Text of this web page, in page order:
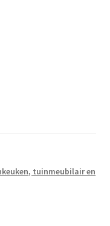
tuinmeubilair en